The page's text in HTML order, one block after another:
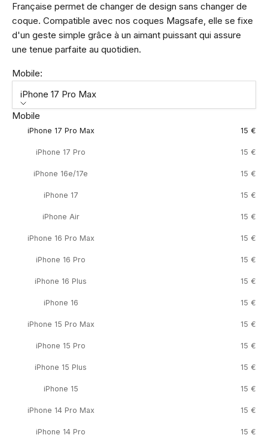
Française permet de changer de design sans changer de
coque. Compatible avec nos coques Magsafe, elle se fixe
d'un geste simple grâce à un aimant puissant qui assure
une tenue parfaite au quotidien.
Mobile:
iPhone 17 Pro Max
Mobile
iPhone 17 Pro Max 15 €
iPhone 17 Pro 15 €
iPhone 16e/17e 15 €
iPhone 17 15 €
iPhone Air 15 €
iPhone 16 Pro Max 15 €
iPhone 16 Pro 15 €
iPhone 16 Plus 15 €
iPhone 16 15 €
iPhone 15 Pro Max 15 €
iPhone 15 Pro 15 €
iPhone 15 Plus 15 €
iPhone 15 15 €
iPhone 14 Pro Max 15 €
iPhone 14 Pro 15 €